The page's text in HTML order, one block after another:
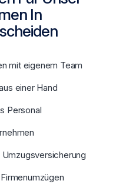
In
mit eigenem Team
einer Hand
Personal